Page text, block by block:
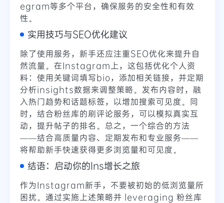
egram等多个平台，确保服务的安全性和有效
性。
实用技巧与SEO优化建议
除了使用服务，新手还应注重SEO优化来提升自
然流量。在Instagram上，这包括优化个人资
料：使用关键词填写bio，添加相关链接，并定期
分析insights数据来调整策略。发布内容时，融
入热门趋势和话题标签，以增加搜索可见度。同
时，结合粉丝库的刷评论服务，可以模拟真实互
动，提升帖子的排名。总之，一个综合的方法
——结合高质量内容、定期发布和专业服务——
将帮助新手快速获得更多浏览量和可见度。
结语：启动你的Ins增长之旅
作为Instagram新手，不要被初始的低浏览量所
困扰。通过实施上述策略并 leveraging 粉丝库